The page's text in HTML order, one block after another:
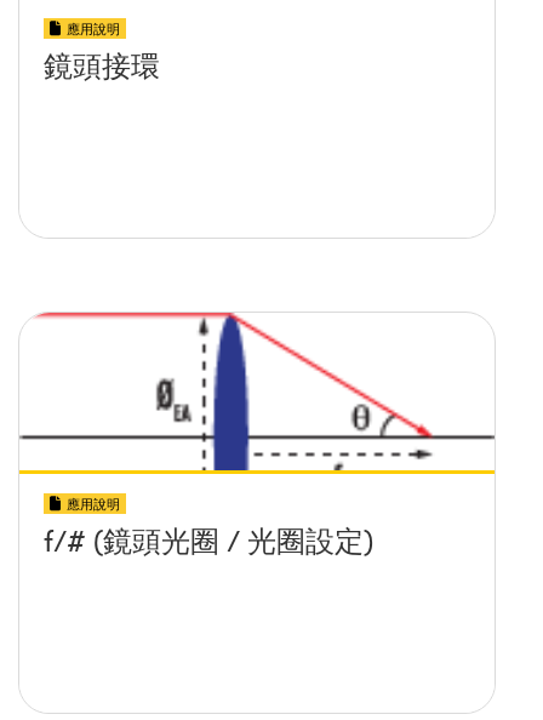
應用說明
鏡頭接環
應用說明
f/# (鏡頭光圈 / 光圈設定)